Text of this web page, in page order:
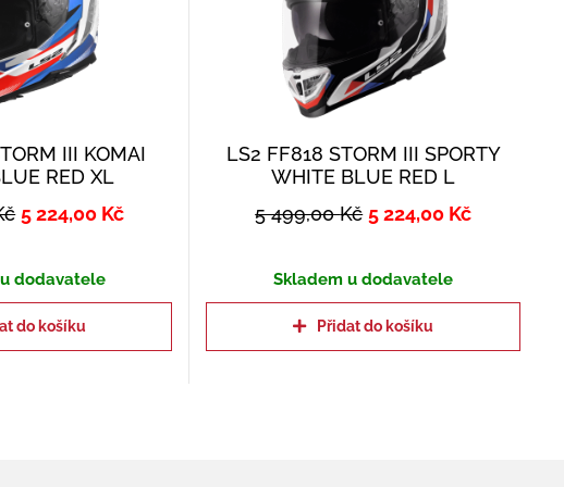
III KOMAI
RED XL
5 224,00 Kč
dodavatele
do košíku
LS2 FF818 STORM III SPORTY
WHITE BLUE RED L
5 499,00Kč 5 224,00 Kč
Skladem u dodavatele
Přidat do košíku